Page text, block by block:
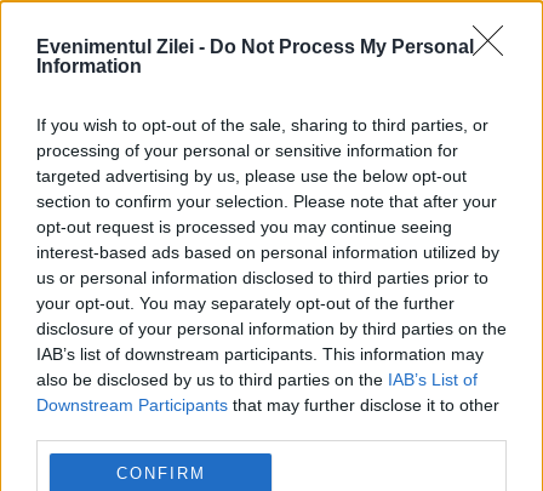
Evenimentul Zilei - Do Not Process My Personal
Information
If you wish to opt-out of the sale, sharing to third parties, or
processing of your personal or sensitive information for
targeted advertising by us, please use the below opt-out
section to confirm your selection. Please note that after your
opt-out request is processed you may continue seeing
interest-based ads based on personal information utilized by
us or personal information disclosed to third parties prior to
your opt-out. You may separately opt-out of the further
disclosure of your personal information by third parties on the
IAB’s list of downstream participants. This information may
also be disclosed by us to third parties on the IAB’s List of
Downstream Participants that may further disclose it to other
CONFIRM
INTERNATIONAL
Viagra, arma secretă a Angliei la Cupa
Mondială. Explicația legată de duelul cu Mexic